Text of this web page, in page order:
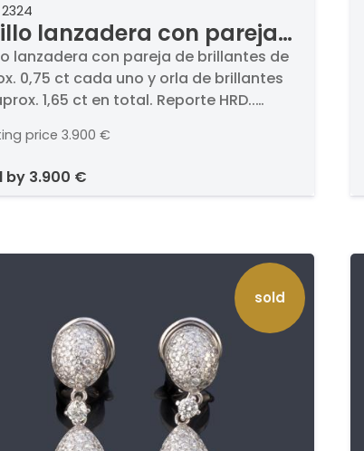
lanzadera con pareja
de aprox. 0,75 ct
uno y orla de brillantes
1,65 ct en total.
HRD.
lanzadera con pareja de brillantes de
0,75 ct cada uno y orla de brillantes
1,65 ct en total. Reporte HRD..
son color G-H y pureza SI-P. En
price 3.900 €
by 3.900 €
sold